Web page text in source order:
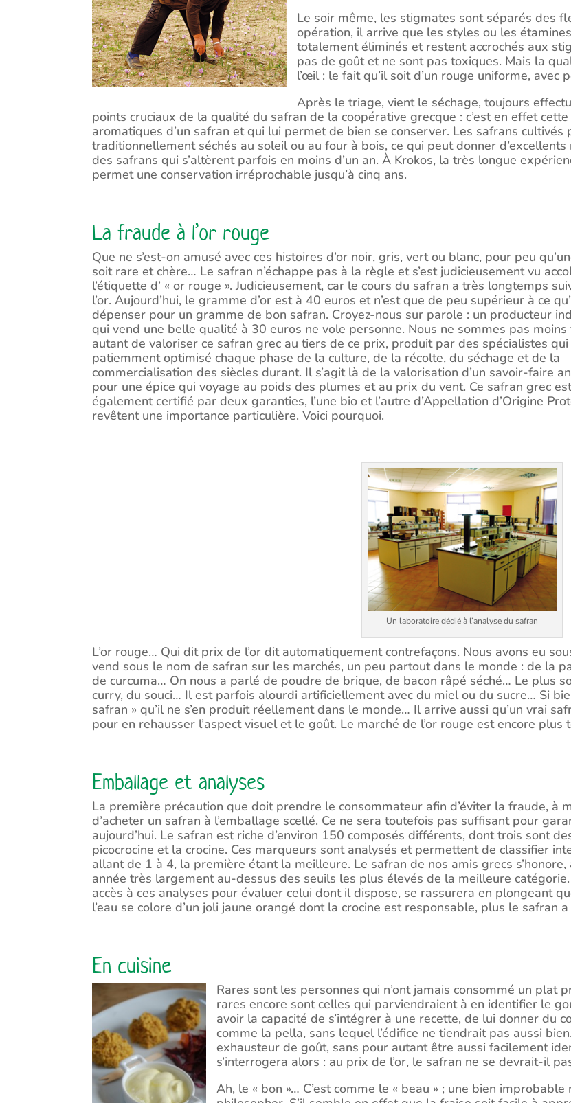
Le soir même, les stigmates sont séparés des
opération, il arrive que les styles ou les
totalement éliminés et restent accrochés aux
pas de goût et ne sont pas toxiques. Mais la
l’œil : le fait qu’il soit d’un rouge uniforme,
Après le triage, vient le séchage, toujours
points cruciaux de la qualité du safran de la coopérative grecque : c’est en effet
aromatiques d’un safran et qui lui permet de bien se conserver. Les safrans
traditionnellement séchés au soleil ou au four à bois, ce qui peut donner
des safrans qui s’altèrent parfois en moins d’un an. À Krokos, la très longue
permet une conservation irréprochable jusqu’à cinq ans.
La fraude à l’or rouge
Que ne s’est-on amusé avec ces histoires d’or noir, gris, vert ou blanc, pour peu
soit rare et chère… Le safran n’échappe pas à la règle et s’est judicieusement vu
l’étiquette d’ « or rouge ». Judicieusement, car le cours du safran a très longtemps
l’or. Aujourd’hui, le gramme d’or est à 40 euros et n’est que de peu supérieur à ce
dépenser pour un gramme de bon safran. Croyez-nous sur parole : un producteur
qui vend une belle qualité à 30 euros ne vole personne. Nous ne sommes pas
autant de valoriser ce safran grec au tiers de ce prix, produit par des spécialistes
patiemment optimisé chaque phase de la culture, de la récolte, du séchage et de la
commercialisation des siècles durant. Il s’agit là de la valorisation d’un savoir-faire
pour une épice qui voyage au poids des plumes et au prix du vent. Ce safran grec
également certifié par deux garanties, l’une bio et l’autre d’Appellation d’Origine
revêtent une importance particulière. Voici pourquoi.
Un laboratoire dédié à l’analyse du safran
L’or rouge… Qui dit prix de l’or dit automatiquement contrefaçons. Nous avons eu
vend sous le nom de safran sur les marchés, un peu partout dans le monde : de la
de curcuma… On nous a parlé de poudre de brique, de bacon râpé séché… Le plus
curry, du souci… Il est parfois alourdi artificiellement avec du miel ou du sucre… Si
safran » qu’il ne s’en produit réellement dans le monde… Il arrive aussi qu’un vrai
pour en rehausser l’aspect visuel et le goût. Le marché de l’or rouge est encore
Emballage et analyses
La première précaution que doit prendre le consommateur afin d’éviter la fraude, à
d’acheter un safran à l’emballage scellé. Ce ne sera toutefois pas suffisant pour
aujourd’hui. Le safran est riche d’environ 150 composés différents, dont trois sont
picocrocine et la crocine. Ces marqueurs sont analysés et permettent de classifier
allant de 1 à 4, la première étant la meilleure. Le safran de nos amis grecs
année très largement au-dessus des seuils les plus élevés de la meilleure
accès à ces analyses pour évaluer celui dont il dispose, se rassurera en plongeant
l’eau se colore d’un joli jaune orangé dont la crocine est responsable, plus le safran
En cuisine
Rares sont les personnes qui n’ont jamais consommé un plat
rares encore sont celles qui parviendraient à en identifier le
avoir la capacité de s’intégrer à une recette, de lui donner du
comme la pella, sans lequel l’édifice ne tiendrait pas aussi
exhausteur de goût, sans pour autant être aussi facilement
s’interrogera alors : au prix de l’or, le safran ne se devrait-il
Ah, le « bon »… C’est comme le « beau » ; une bien